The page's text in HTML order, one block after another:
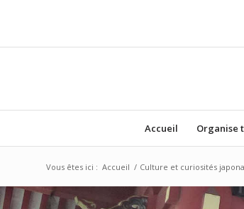
Accueil Organise
Vous êtes ici : Accueil / Culture et curiosités